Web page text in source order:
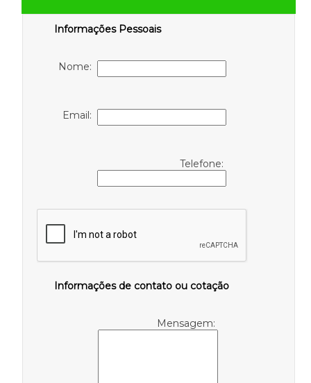
Informações Pessoais
Nome:
Email:
Telefone:
Informações de contato ou cotação
Mensagem: